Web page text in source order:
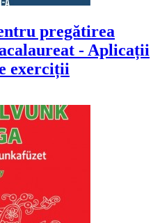
pregătirea
- Aplicații
exerciții